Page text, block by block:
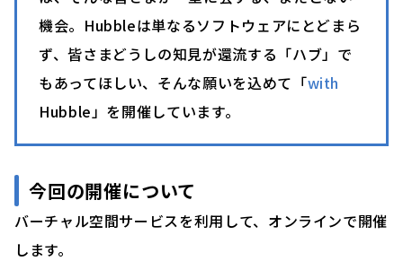
機会。Hubbleは単なるソフトウェアにとどまら
ず、皆さまどうしの知見が還流する「ハブ」で
もあってほしい、そんな願いを込めて「with
Hubble」を開催しています。
今回の開催について
バーチャル空間サービスを利用して、オンラインで開催
します。